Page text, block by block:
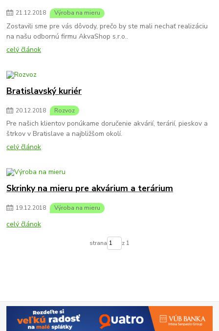
21.12.2018 Výroba na mieru
Zostavili sme pre vás dôvody, prečo by ste mali nechať realizáciu
na našu odbornú firmu AkvaShop s.r.o..
celý článok
Bratislavský kuriér
20.12.2018 Rozvoz
Pre našich klientov ponúkame doručenie akvárií, terárií, pieskov a
štrkov v Bratislave a najbližšom okolí.
celý článok
Skrinky na mieru pre akvárium a terárium
19.12.2018 Výroba na mieru
celý článok
strana z 1